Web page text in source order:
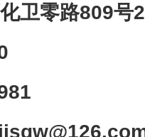
零路809号